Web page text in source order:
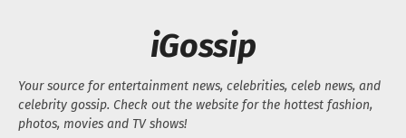
iGossip
Your source for entertainment news, celebrities, celeb news, and
celebrity gossip. Check out the website for the hottest fashion,
photos, movies and TV shows!